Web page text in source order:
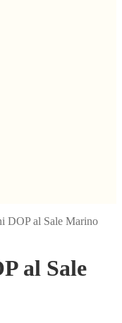
DOP al Sale Marino
al Sale